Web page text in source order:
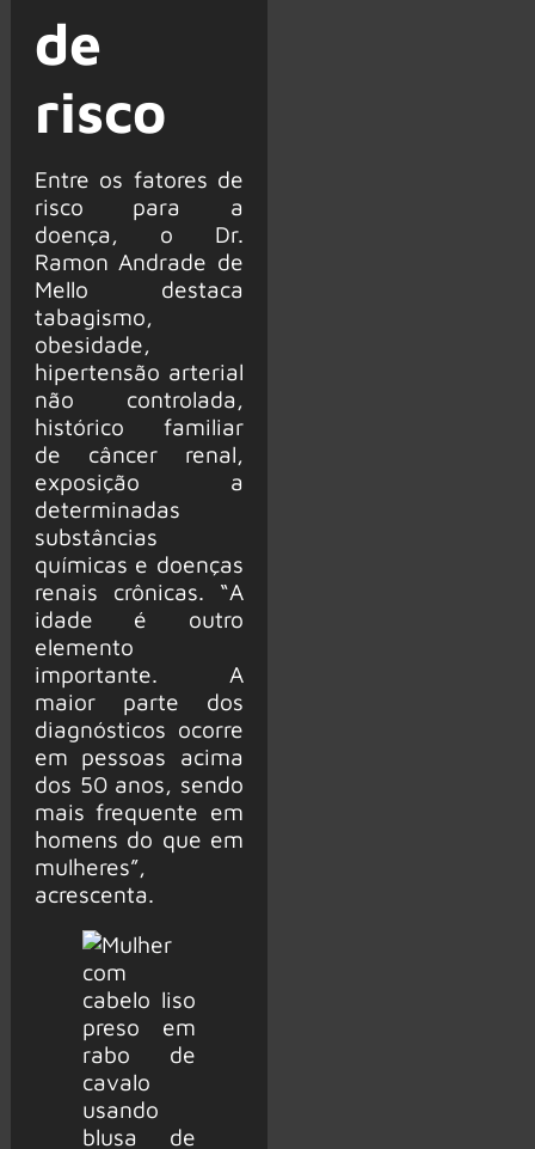
de
risco
Entre os fatores de
risco para a
doença, o Dr.
Ramon Andrade de
Mello destaca
tabagismo,
obesidade,
hipertensão arterial
não controlada,
histórico familiar
de câncer renal,
exposição a
determinadas
substâncias
químicas e doenças
renais crônicas. “A
idade é outro
elemento
importante. A
maior parte dos
diagnósticos ocorre
em pessoas acima
dos 50 anos, sendo
mais frequente em
homens do que em
mulheres”,
acrescenta.